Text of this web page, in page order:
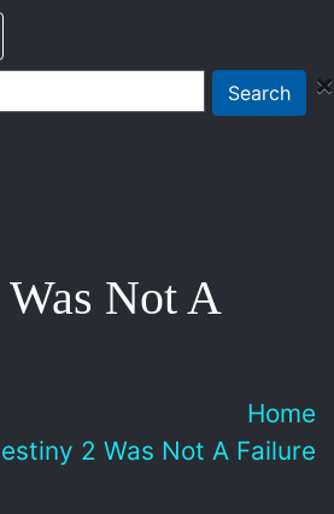
×
Search
Not A
Home
2 Was Not A Failure